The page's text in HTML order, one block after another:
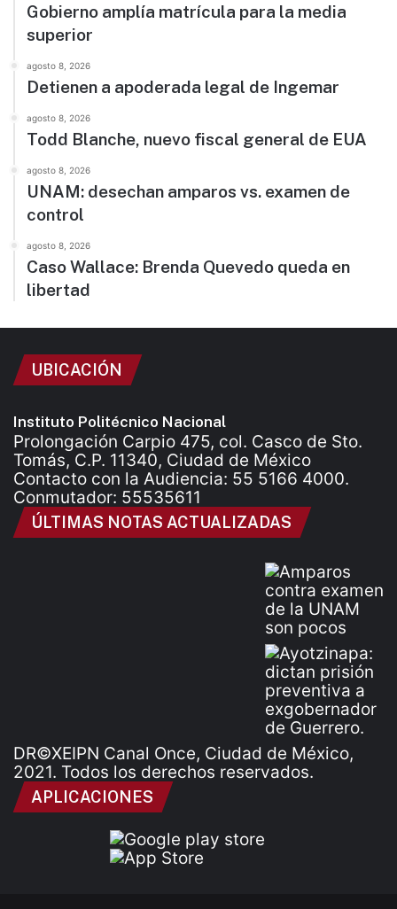
Gobierno amplía matrícula para la media
superior
agosto 8, 2026
Detienen a apoderada legal de Ingemar
agosto 8, 2026
Todd Blanche, nuevo fiscal general de EUA
agosto 8, 2026
UNAM: desechan amparos vs. examen de
control
agosto 8, 2026
Caso Wallace: Brenda Quevedo queda en
libertad
UBICACIÓN
Instituto Politécnico Nacional
Prolongación Carpio 475, col. Casco de Sto.
Tomás, C.P. 11340, Ciudad de México
Contacto con la Audiencia: 55 5166 4000.
Conmutador: 55535611
ÚLTIMAS NOTAS ACTUALIZADAS
DR©XEIPN Canal Once, Ciudad de México,
2021. Todos los derechos reservados.
APLICACIONES